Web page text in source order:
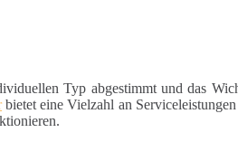
Typ abgestimmt und das
bietet eine Vielzahl an